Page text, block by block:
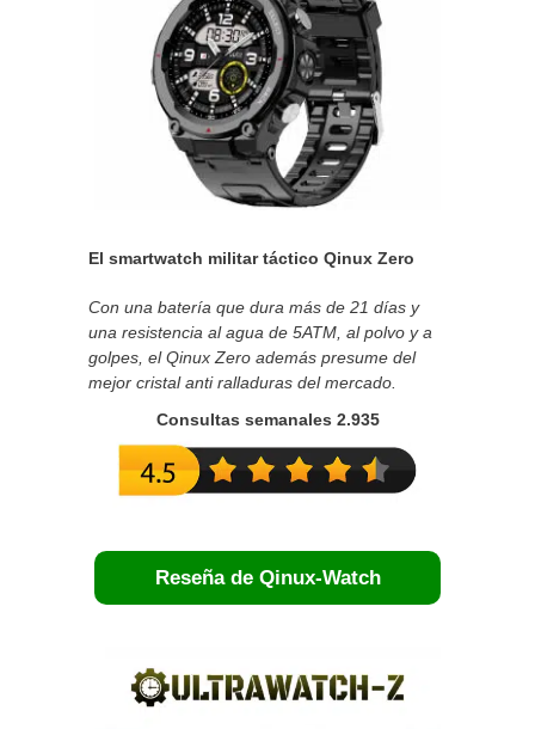
El smartwatch militar táctico Qinux Zero
Con una batería que dura más de 21 días y
una resistencia al agua de 5ATM, al polvo y a
golpes, el Qinux Zero además presume del
mejor cristal anti ralladuras del mercado.
Consultas semanales 2.935
Reseña de Qinux-Watch